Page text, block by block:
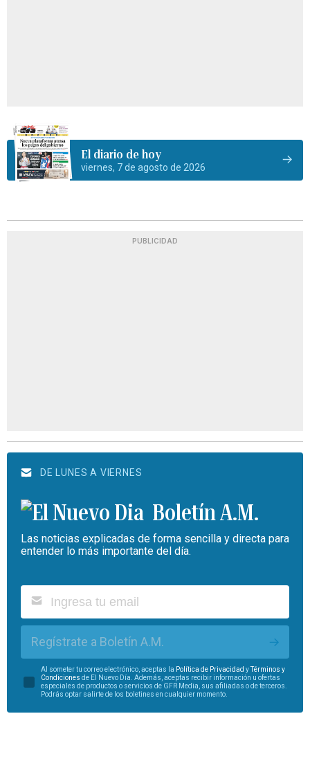
El diario de hoy
viernes, 7 de agosto de 2026
PUBLICIDAD
DE LUNES A VIERNES
Boletín A.M.
Las noticias explicadas de forma sencilla y directa para
entender lo más importante del día.
Regístrate a Boletín A.M.
Al someter tu correo electrónico, aceptas la Política de Privacidad y
Términos y
Condiciones de El Nuevo Día. Además, aceptas recibir información u ofertas
especiales de productos o servicios de GFR Media, sus afiliadas o de terceros.
Podrás optar salirte de los boletines en cualquier momento.